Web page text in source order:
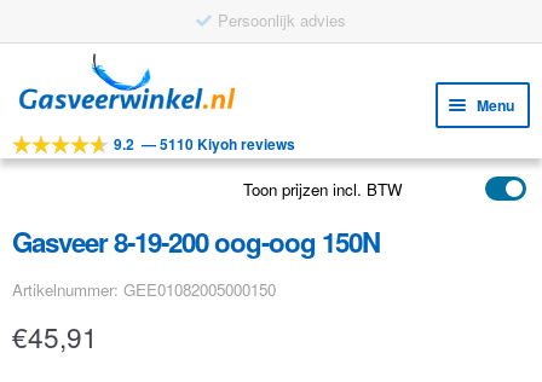
Persoonlijk advies
door
navigatie
naar
inhoud
Menu
Tools
Toepassingen
Klantenservice
FAQ
9.2 —5110 Kiyoh reviews
Toon prijzen incl. BTW
Gasveer 8-19-200 oog-oog 150N
Artikelnummer: GEE01082005000150
€45,91